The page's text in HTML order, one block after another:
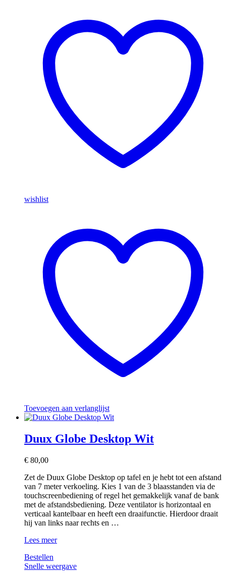
wishlist
Toevoegen aan verlanglijst
Duux Globe Desktop Wit
€ 80,00
Zet de Duux Globe Desktop op tafel en je hebt tot een afstand
van 7 meter verkoeling. Kies 1 van de 3 blaasstanden via de
touchscreenbediening of regel het gemakkelijk vanaf de bank
met de afstandsbediening. Deze ventilator is horizontaal en
verticaal kantelbaar en heeft een draaifunctie. Hierdoor draait
hij van links naar rechts en …
Duux
Desktop
Wit
Lees meer
Bestellen
Snelle weergave